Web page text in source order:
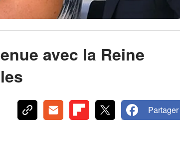
avec la Reine
Partager